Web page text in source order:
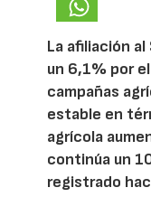
La afiliación
un 6,1% por
campañas
estable en
agrícola
continúa un
registrado